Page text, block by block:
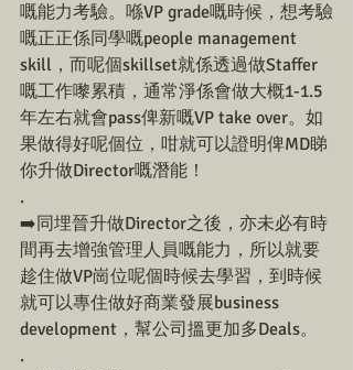
嘅能力考驗。喺VP grade嘅時候，想考驗
嘅正正係同學嘅people management
skill，而呢個skillset就係透過做Staffer
嘅工作嚟累積，通常淨係會做大概1-1.5
年左右就會pass俾新嘅VP take over。如
果做得好呢個位，咁就可以證明俾MD睇
你升做Director嘅潛能！
.
➡️同埋晉升做Director之後，亦未必有時
間再去增強管理人員嘅能力，所以就要
趁住做VP崗位呢個時候去學習，到時候
就可以專住做好商業發展business
development，幫公司搵更加多Deals。
.